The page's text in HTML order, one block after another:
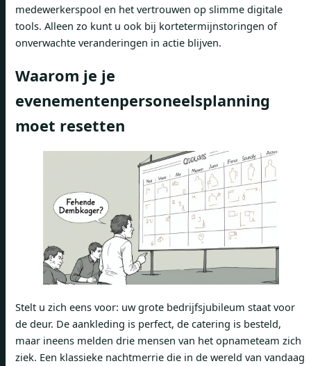
medewerkerspool en het vertrouwen op slimme digitale
tools. Alleen zo kunt u ook bij kortetermijnstoringen of
onverwachte veranderingen in actie blijven.
Waarom je je
evenementenpersoneelsplanning
moet resetten
Stelt u zich eens voor: uw grote bedrijfsjubileum staat voor
de deur. De aankleding is perfect, de catering is besteld,
maar ineens melden drie mensen van het opnameteam zich
ziek. Een klassieke nachtmerrie die in de wereld van vandaag